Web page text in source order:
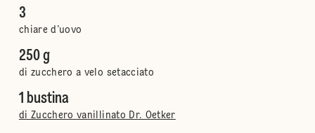
3
chiare d’uovo
250 g
di zucchero a velo setacciato
1 bustina
di Zucchero vanillinato Dr. Oetker